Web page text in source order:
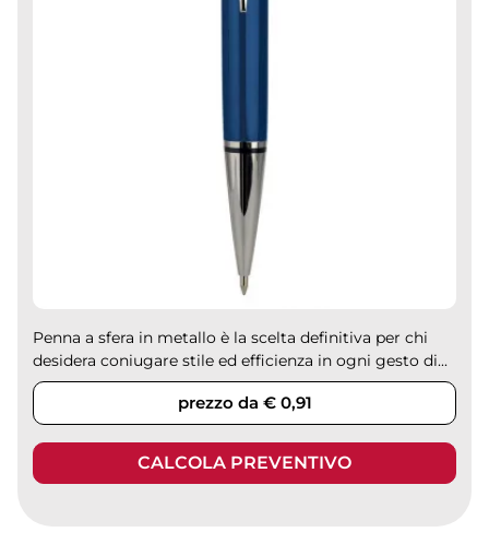
Penna a sfera in metallo è la scelta definitiva per chi
desidera coniugare stile ed efficienza in ogni gesto di...
prezzo da € 0,91
CALCOLA PREVENTIVO